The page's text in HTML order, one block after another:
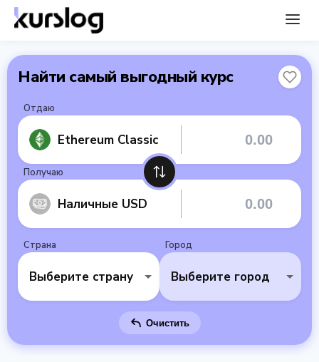
Найти самый выгодный курс
Отдаю
Ethereum Classic
Получаю
Наличные USD
Страна
Выберите страну
Город
Выберите город
Очистить